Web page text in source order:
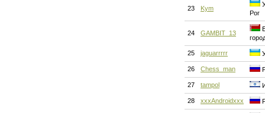
23 Kym
Рог
24 GAMBIT_13
25 jaguarrrrr
26 Chess_man
27 tampol
28 xxxAndroidxxx